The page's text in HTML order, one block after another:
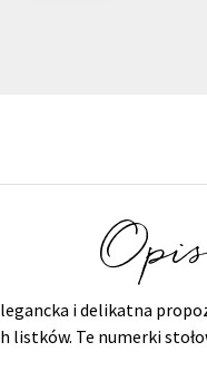
i delikatna
Te numerki